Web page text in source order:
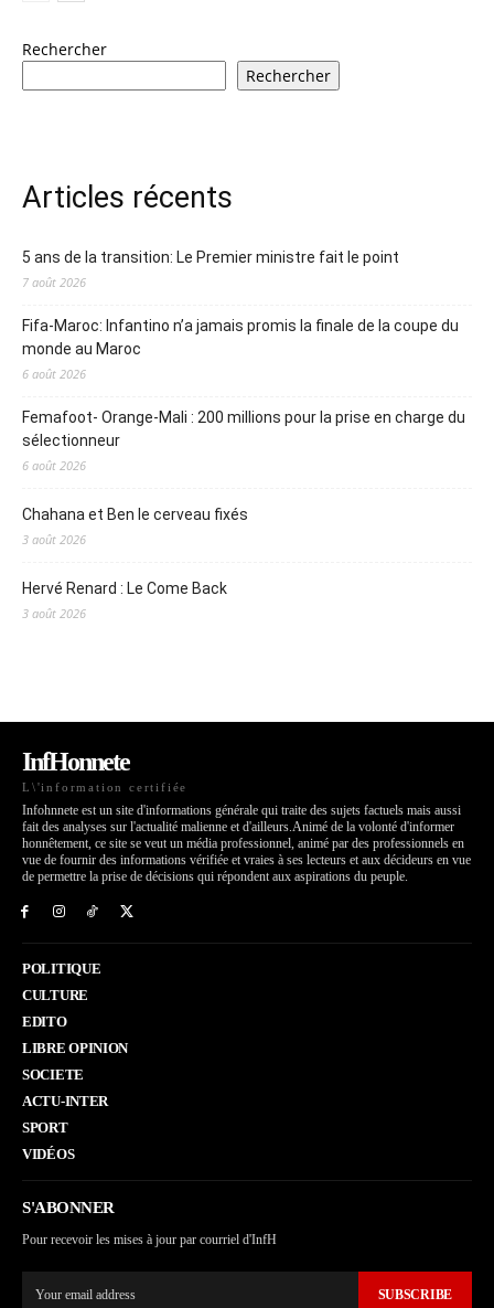
Rechercher
Rechercher
Articles récents
5 ans de la transition: Le Premier ministre fait le point
7 août 2026
Fifa-Maroc: Infantino n’a jamais promis la finale de la coupe du
monde au Maroc
6 août 2026
Femafoot- Orange-Mali : 200 millions pour la prise en charge du
sélectionneur
6 août 2026
Chahana et Ben le cerveau fixés
3 août 2026
Hervé Renard : Le Come Back
3 août 2026
InfHonnete
L\'information certifiée
Infohnnete est un site d'informations générale qui traite des sujets factuels mais aussi
fait des analyses sur l'actualité malienne et d'ailleurs.Animé de la volonté d'informer
honnêtement, ce site se veut un média professionnel, animé par des professionnels en
vue de fournir des informations vérifiée et vraies à ses lecteurs et aux décideurs en vue
de permettre la prise de décisions qui répondent aux aspirations du peuple.
POLITIQUE
CULTURE
EDITO
LIBRE OPINION
SOCIETE
ACTU-INTER
SPORT
VIDÉOS
S'ABONNER
Pour recevoir les mises à jour par courriel d'InfH
SUBSCRIBE